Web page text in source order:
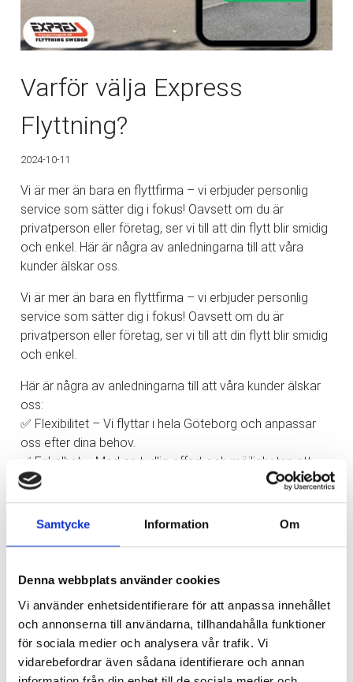
Samtycke Information Om
Denna webbplats använder cookies
Vi använder enhetsidentifierare för att anpassa innehållet
och annonserna till användarna, tillhandahålla funktioner
för sociala medier och analysera vår trafik. Vi
vidarebefordrar även sådana identifierare och annan
Varför välja Express
Flyttning?
2024-10-11
Vi är mer än bara en flyttfirma – vi erbjuder personlig
service som sätter dig i fokus! Oavsett om du är
privatperson eller företag, ser vi till att din flytt blir smidig
och enkel. Här är några av anledningarna till att våra
kunder älskar oss.
Vi är mer än bara en flyttfirma – vi erbjuder personlig
service som sätter dig i fokus! Oavsett om du är
privatperson eller företag, ser vi till att din flytt blir smidig
och enkel.
Här är några av anledningarna till att våra kunder älskar
oss:
✅ Flexibilitet – Vi flyttar i hela Göteborg och anpassar
oss efter dina behov.
✅ Enkelhet – Med en tydlig offert och möjligheten att
betala med kort gör vi din flytt så enkel som möjligt.
✅ Tillgänglighet – Vi finns här för dig, alla dagar i veckan!
✅ Säkerhet – Din trygghet är vår prioritet. Vi har både
skillnaden med oss!
Kontakta oss idag!
✉️info@express-flytt.com
☎️ 031-714 71 30